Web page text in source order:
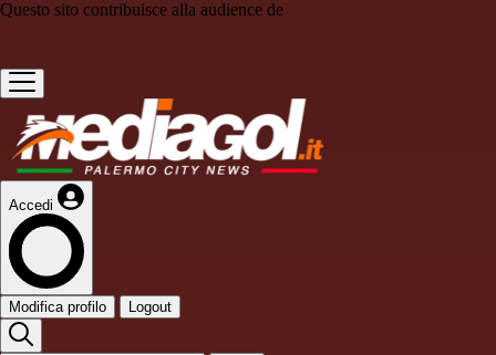
Questo sito contribuisce alla audience de
Accedi
Modifica profilo Logout